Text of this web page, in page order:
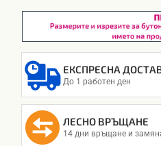
ЕКСПРЕСНА
До 1 работен ден
ЛЕСНО ВРЪЩАНЕ
14 дни връщане и